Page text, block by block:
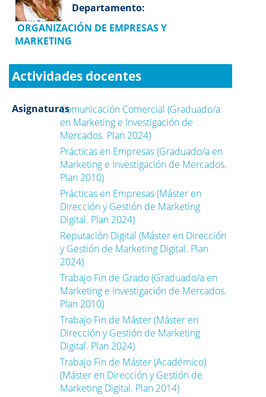
Departamento:
ORGANIZACIÓN DE EMPRESAS Y
MARKETING
Actividades docentes
AsignaturasComunicación Comercial (Graduado/a
en Marketing e Investigación de
Mercados. Plan 2024)
Prácticas en Empresas (Graduado/a en
Marketing e Investigación de Mercados.
Plan 2010)
Prácticas en Empresas (Máster en
Dirección y Gestión de Marketing
Digital. Plan 2024)
Reputación Digital (Máster en Dirección
y Gestión de Marketing Digital. Plan
2024)
Trabajo Fin de Grado (Graduado/a en
Marketing e Investigación de Mercados.
Plan 2010)
Trabajo Fin de Máster (Máster en
Dirección y Gestión de Marketing
Digital. Plan 2024)
Trabajo Fin de Máster (Académico)
(Máster en Dirección y Gestión de
Marketing Digital. Plan 2014)